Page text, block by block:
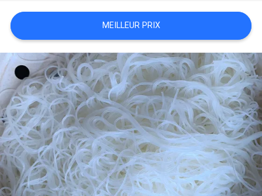
DEMANDEZ
UNE
CITATION
PLAN
DU
SITE
PRIVACY
POLICY
MEILLEUR PRIX